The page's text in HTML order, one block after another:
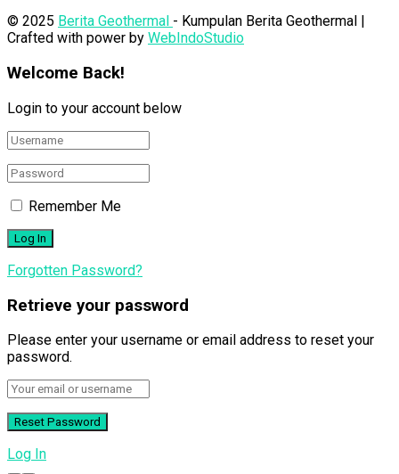
© 2025 Berita Geothermal - Kumpulan Berita Geothermal |
Crafted with power by WebIndoStudio
Welcome Back!
Login to your account below
Remember Me
Forgotten Password?
Retrieve your password
Please enter your username or email address to reset your
password.
Log In